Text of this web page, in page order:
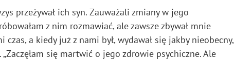
przeżywał ich syn. Zauważali zmiany w jego
z nim rozmawiać, ale zawsze zbywał mnie
czas, a kiedy już z nami był, wydawał się jakby nieobecny,
się martwić o jego zdrowie psychiczne. Ale